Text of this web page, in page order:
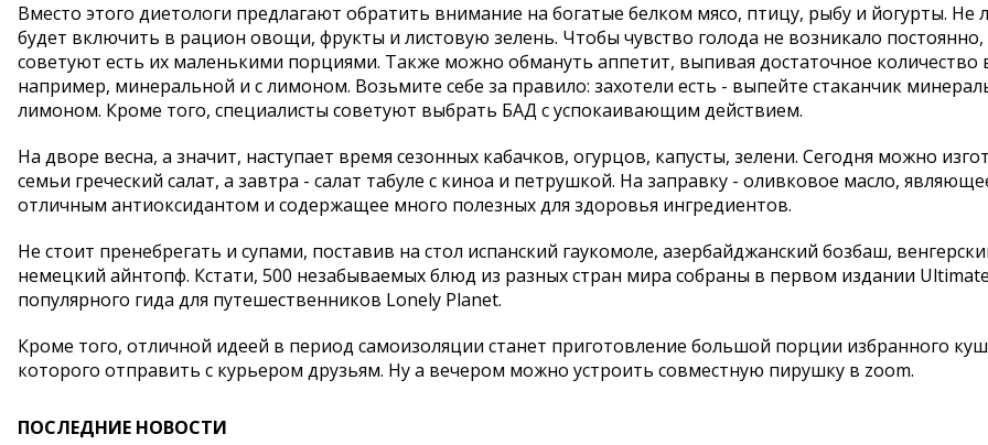
Вместо этого диетологи предлагают обратить внимание на богатые белком мясо, птицу, рыбу и йогурты.
будет включить в рацион овощи, фрукты и листовую зелень. Чтобы чувство голода не возникало постоянно,
советуют есть их маленькими порциями. Также можно обмануть аппетит, выпивая достаточное количество
например, минеральной и с лимоном. Возьмите себе за правило: захотели есть - выпейте стаканчик
лимоном. Кроме того, специалисты советуют выбрать БАД с успокаивающим действием.
На дворе весна, а значит, наступает время сезонных кабачков, огурцов, капусты, зелени. Сегодня можно
семьи греческий салат, а завтра - салат табуле с киноа и петрушкой. На заправку - оливковое масло,
отличным антиоксидантом и содержащее много полезных для здоровья ингредиентов.
Не стоит пренебрегать и супами, поставив на стол испанский гаукомоле, азербайджанский бозбаш,
немецкий айнтопф. Кстати, 500 незабываемых блюд из разных стран мира собраны в первом издании
популярного гида для путешественников Lonely Planet.
Кроме того, отличной идеей в период самоизоляции станет приготовление большой порции избранного
которого отправить с курьером друзьям. Ну а вечером можно устроить совместную пирушку в zoom.
ПОСЛЕДНИЕ НОВОСТИ